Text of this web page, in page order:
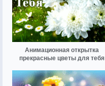
Анимационная открытка
прекрасные цветы для тебя